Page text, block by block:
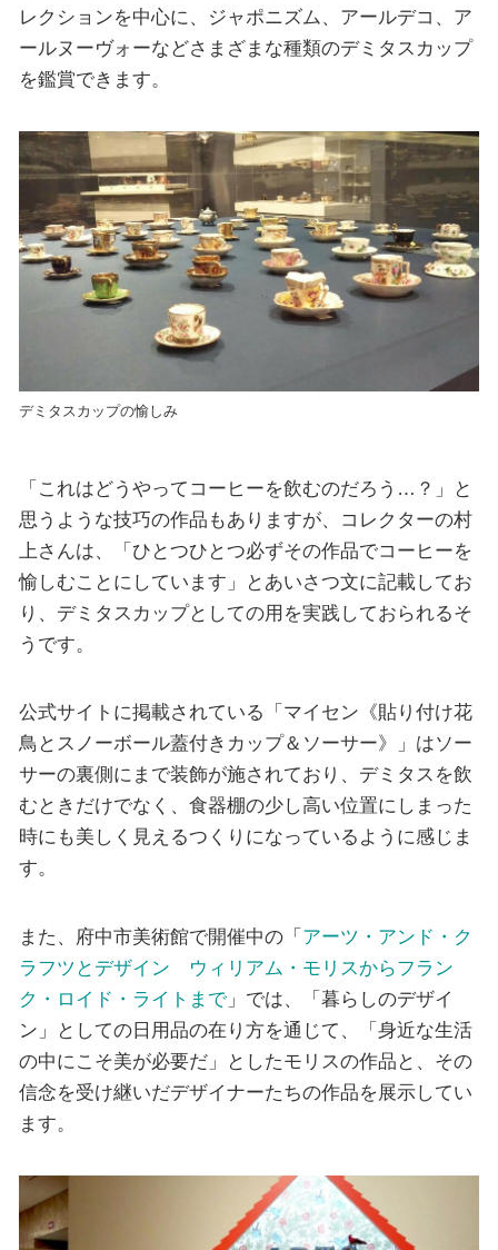
レクションを中心に、ジャポニズム、アールデコ、ア
ールヌーヴォーなどさまざまな種類のデミタスカップ
を鑑賞できます。
デミタスカップの愉しみ
「これはどうやってコーヒーを飲むのだろう…？」と
思うような技巧の作品もありますが、コレクターの村
上さんは、「ひとつひとつ必ずその作品でコーヒーを
愉しむことにしています」とあいさつ文に記載してお
り、デミタスカップとしての用を実践しておられるそ
うです。
公式サイトに掲載されている「マイセン《貼り付け花
鳥とスノーボール蓋付きカップ＆ソーサー》」はソー
サーの裏側にまで装飾が施されており、デミタスを飲
むときだけでなく、食器棚の少し高い位置にしまった
時にも美しく見えるつくりになっているように感じま
す。
また、府中市美術館で開催中の「アーツ・アンド・ク
ラフツとデザイン ウィリアム・モリスからフラン
ク・ロイド・ライトまで」では、「暮らしのデザイ
ン」としての日用品の在り方を通じて、「身近な生活
の中にこそ美が必要だ」としたモリスの作品と、その
信念を受け継いだデザイナーたちの作品を展示してい
ます。